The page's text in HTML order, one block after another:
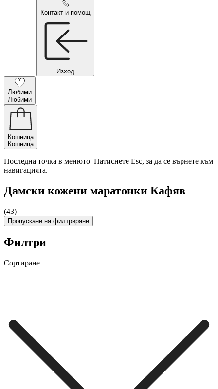
Контакт и помощ
Изход
Любими
Любими
Кошница
Кошница
Последна точка в менюто. Натиснете Esc, за да се върнете към
навигацията.
Дамски кожени маратонки Кафяв
(43)
Пропускане на филтриране
Филтри
Сортиране